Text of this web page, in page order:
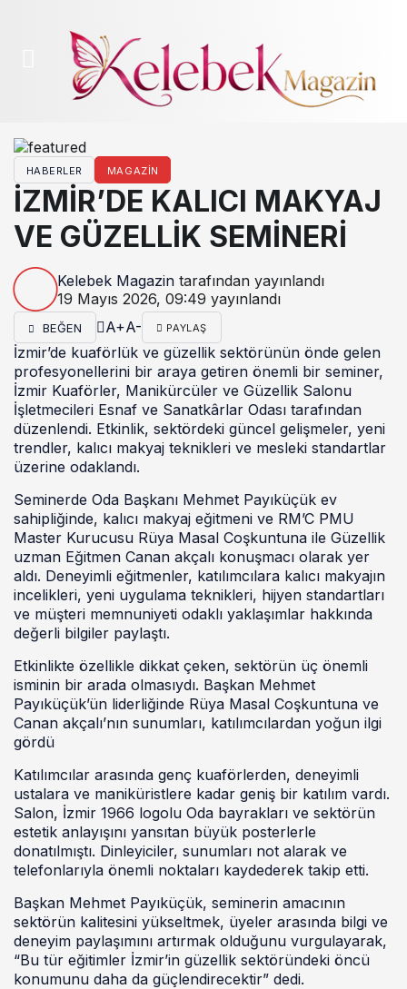
HABERLER MAGAZIN
İZMİR’DE KALICI MAKYAJ
VE GÜZELLİK SEMİNERİ
Kelebek Magazin tarafından yayınlandı
19 Mayıs 2026, 09:49 yayınlandı
BEĞEN A+A- PAYLAŞ
İzmir’de kuaförlük ve güzellik sektörünün önde gelen
profesyonellerini bir araya getiren önemli bir seminer,
İzmir Kuaförler, Manikürcüler ve Güzellik Salonu
İşletmecileri Esnaf ve Sanatkârlar Odası tarafından
düzenlendi. Etkinlik, sektördeki güncel gelişmeler, yeni
trendler, kalıcı makyaj teknikleri ve mesleki standartlar
üzerine odaklandı.
Seminerde Oda Başkanı Mehmet Payıküçük ev
sahipliğinde, kalıcı makyaj eğitmeni ve RM’C PMU
Master Kurucusu Rüya Masal Coşkuntuna ile Güzellik
uzman Eğitmen Canan akçalı konuşmacı olarak yer
aldı. Deneyimli eğitmenler, katılımcılara kalıcı makyajın
incelikleri, yeni uygulama teknikleri, hijyen standartları
ve müşteri memnuniyeti odaklı yaklaşımlar hakkında
değerli bilgiler paylaştı.
Etkinlikte özellikle dikkat çeken, sektörün üç önemli
isminin bir arada olmasıydı. Başkan Mehmet
Payıküçük’ün liderliğinde Rüya Masal Coşkuntuna ve
Canan akçalı’nın sunumları, katılımcılardan yoğun ilgi
gördü
Katılımcılar arasında genç kuaförlerden, deneyimli
ustalara ve maniküristlere kadar geniş bir katılım vardı.
Salon, İzmir 1966 logolu Oda bayrakları ve sektörün
estetik anlayışını yansıtan büyük posterlerle
donatılmıştı. Dinleyiciler, sunumları not alarak ve
telefonlarıyla önemli noktaları kaydederek takip etti.
Başkan Mehmet Payıküçük, seminerin amacının
sektörün kalitesini yükseltmek, üyeler arasında bilgi ve
deneyim paylaşımını artırmak olduğunu vurgulayarak,
“Bu tür eğitimler İzmir’in güzellik sektöründeki öncü
konumunu daha da güçlendirecektir” dedi.